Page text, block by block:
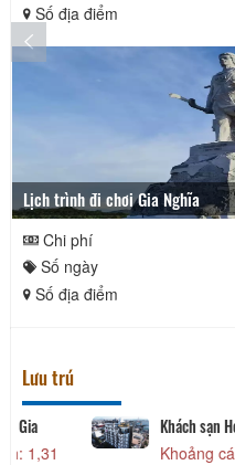
Số địa điểm
Lịch trình đi chơi Gia Nghĩa
Chi phí
Số ngày
Số địa điểm
Lưu trú
Kim Ngân Thảo Hotel
Khoảng cách: 910